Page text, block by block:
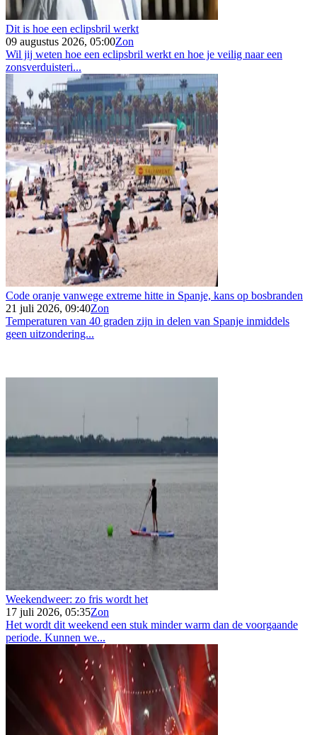
Dit is hoe een eclipsbril werkt
09 augustus 2026, 05:00Zon
Wil jij weten hoe een eclipsbril werkt en hoe je veilig naar een
zonsverduisteri...
Code oranje vanwege extreme hitte in Spanje, kans op bosbranden
21 juli 2026, 09:40Zon
Temperaturen van 40 graden zijn in delen van Spanje inmiddels
geen uitzondering...
Weekendweer: zo fris wordt het
17 juli 2026, 05:35Zon
Het wordt dit weekend een stuk minder warm dan de voorgaande
periode. Kunnen we...